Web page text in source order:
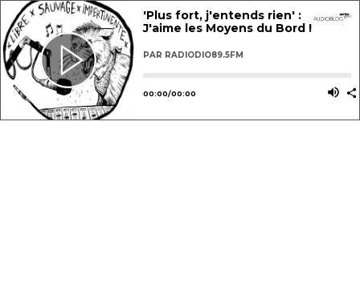
'Plus fort, j'entends rien' :
J'aime les Moyens du Bord !
PAR RADIODIO89.5FM
Utilisez les flèches gauche ou
00:00/00:00